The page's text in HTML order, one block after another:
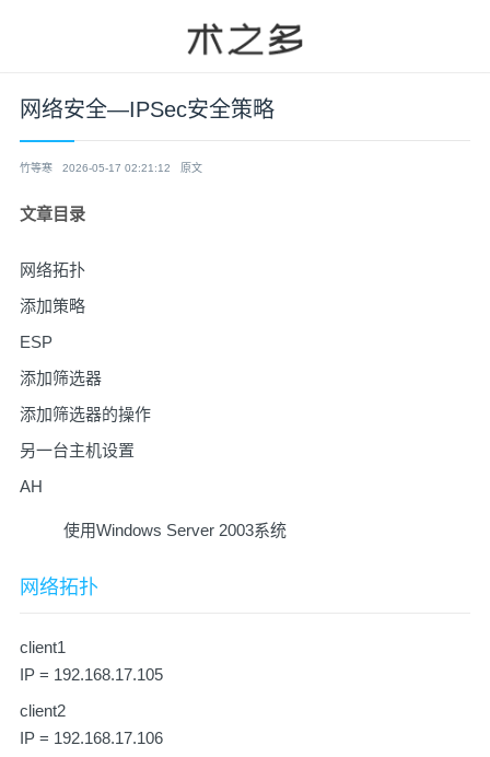
网络安全—IPSec安全策略
竹等寒 2026-05-17 02:21:12 原文
文章目录
网络拓扑
添加策略
ESP
添加筛选器
添加筛选器的操作
另一台主机设置
AH
使用Windows Server 2003系统
网络拓扑
client1
IP = 192.168.17.105
client2
IP = 192.168.17.106